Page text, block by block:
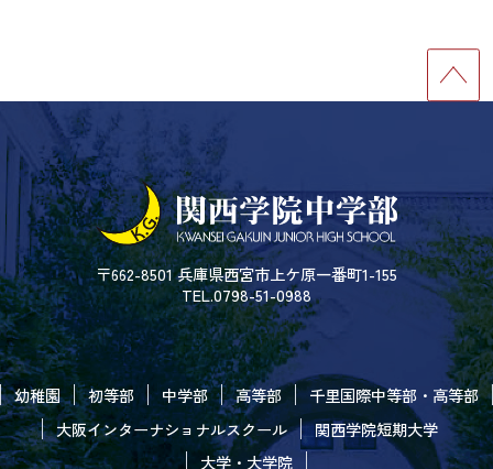
〒662-8501 兵庫県西宮市上ケ原一番町1-155
TEL.0798-51-0988
幼稚園 初等部 中学部 高等部
千里国際中等部・高等部
大阪インターナショナルスクール
関西学院短期大学
大学・大学院